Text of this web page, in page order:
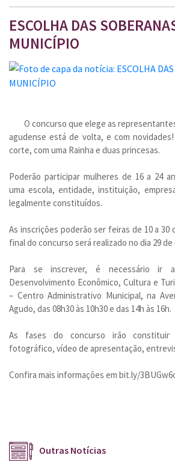
ESCOLHA DAS
MUNICÍPIO
O concurso que elege as
agudense está de volta, e com
corte, com uma Rainha e duas princesas.
Poderão participar mulheres de 16 a 24
uma escola, entidade, instituição,
legalmente constituídos.
As inscrições poderão ser feiras de 10 a 30
final do concurso será realizado no dia 29
Para se inscrever, é necessário ir
Desenvolvimento Econômico, Cultura e
– Centro Administrativo Municipal, na
Agudo, das 08h30 às 10h30 e das 14h às 16h.
As fases do concurso irão constituir
fotográfico, vídeo de apresentação,
Confira mais informações em bit.ly/
Outras Notícias